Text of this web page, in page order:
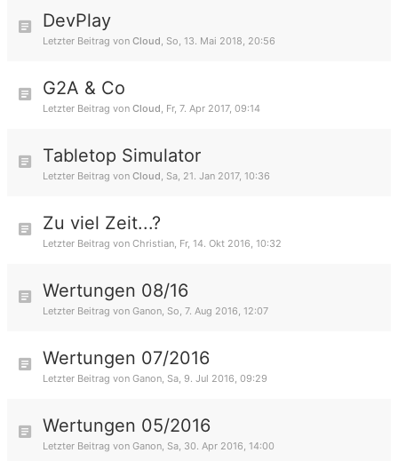
DevPlay
Letzter Beitrag von Cloud, So, 13. Mai 2018, 20:56
G2A & Co
Letzter Beitrag von Cloud, Fr, 7. Apr 2017, 09:14
Tabletop Simulator
Letzter Beitrag von Cloud, Sa, 21. Jan 2017, 10:36
Zu viel Zeit...?
Letzter Beitrag von Christian, Fr, 14. Okt 2016, 10:32
Wertungen 08/16
Letzter Beitrag von Ganon, So, 7. Aug 2016, 12:07
Wertungen 07/2016
Letzter Beitrag von Ganon, Sa, 9. Jul 2016, 09:29
Wertungen 05/2016
Letzter Beitrag von Ganon, Sa, 30. Apr 2016, 14:00